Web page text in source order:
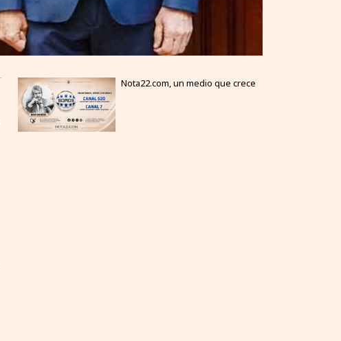
Nota22.com, un medio que crece